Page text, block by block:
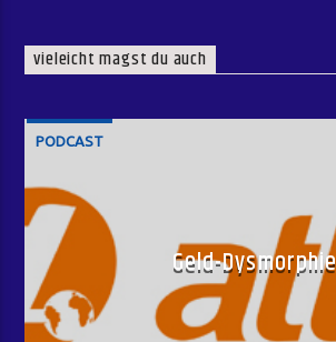
vieleicht magst du auch
PODCAST
Geld-Dysmorphie